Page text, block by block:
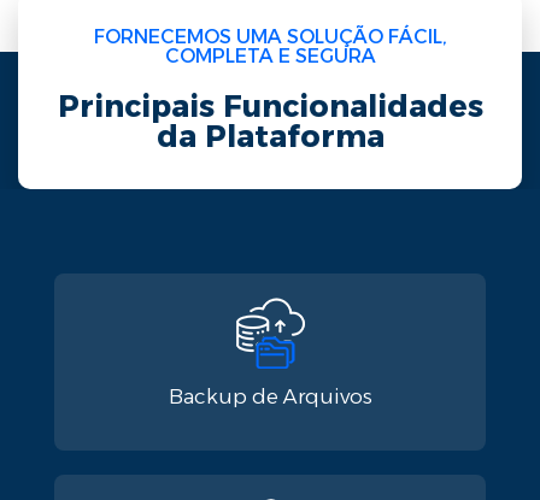
FORNECEMOS UMA SOLUÇÃO FÁCIL,
COMPLETA E SEGURA
Principais Funcionalidades
da Plataforma
Backup de Arquivos​